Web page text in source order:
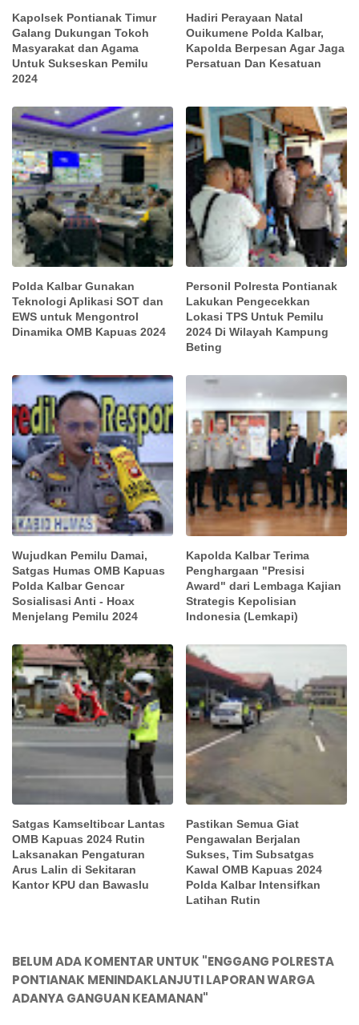
Kapolsek Pontianak Timur
Galang Dukungan Tokoh
Masyarakat dan Agama
Untuk Sukseskan Pemilu
2024
Hadiri Perayaan Natal
Ouikumene Polda Kalbar,
Kapolda Berpesan Agar Jaga
Persatuan Dan Kesatuan
Polda Kalbar Gunakan
Teknologi Aplikasi SOT dan
EWS untuk Mengontrol
Dinamika OMB Kapuas 2024
Personil Polresta Pontianak
Lakukan Pengecekkan
Lokasi TPS Untuk Pemilu
2024 Di Wilayah Kampung
Beting
Wujudkan Pemilu Damai,
Satgas Humas OMB Kapuas
Polda Kalbar Gencar
Sosialisasi Anti - Hoax
Menjelang Pemilu 2024
Kapolda Kalbar Terima
Penghargaan "Presisi
Award" dari Lembaga Kajian
Strategis Kepolisian
Indonesia (Lemkapi)
Satgas Kamseltibcar Lantas
OMB Kapuas 2024 Rutin
Laksanakan Pengaturan
Arus Lalin di Sekitaran
Kantor KPU dan Bawaslu
Pastikan Semua Giat
Pengawalan Berjalan
Sukses, Tim Subsatgas
Kawal OMB Kapuas 2024
Polda Kalbar Intensifkan
Latihan Rutin
BELUM ADA KOMENTAR UNTUK "ENGGANG POLRESTA
PONTIANAK MENINDAKLANJUTI LAPORAN WARGA
ADANYA GANGUAN KEAMANAN"